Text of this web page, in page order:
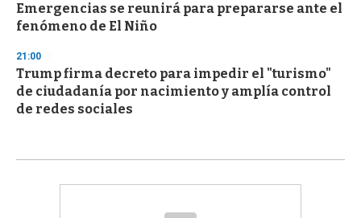
Emergencias se reunirá para prepararse ante el
fenómeno de El Niño
21:00
Trump firma decreto para impedir el "turismo"
de ciudadanía por nacimiento y amplía control
de redes sociales